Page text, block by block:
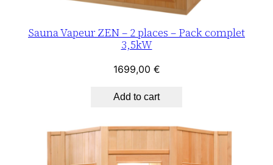
Sauna Vapeur ZEN – 2 places – Pack complet
3,5kW
1699,00 €
Add to cart